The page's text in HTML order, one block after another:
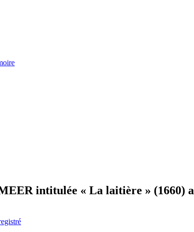
intitulée « La laitière » (1660) a